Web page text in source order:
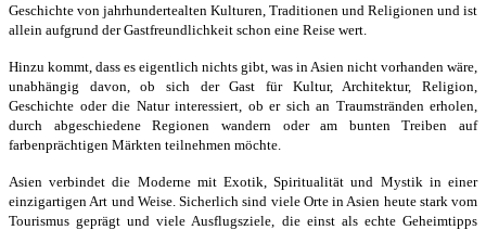
Geschichte von jahrhundertealten Kulturen, Traditionen und Religionen und ist
allein aufgrund der Gastfreundlichkeit schon eine Reise wert.
Hinzu kommt, dass es eigentlich nichts gibt, was in Asien nicht vorhanden wäre,
unabhängig davon, ob sich der Gast für Kultur, Architektur, Religion,
Geschichte oder die Natur interessiert, ob er sich an Traumstränden erholen,
durch abgeschiedene Regionen wandern oder am bunten Treiben auf
farbenprächtigen Märkten teilnehmen möchte.
Asien verbindet die Moderne mit Exotik, Spiritualität und Mystik in einer
einzigartigen Art und Weise. Sicherlich sind viele Orte in Asien heute stark vom
Tourismus geprägt und viele Ausflugsziele, die einst als echte Geheimtipps